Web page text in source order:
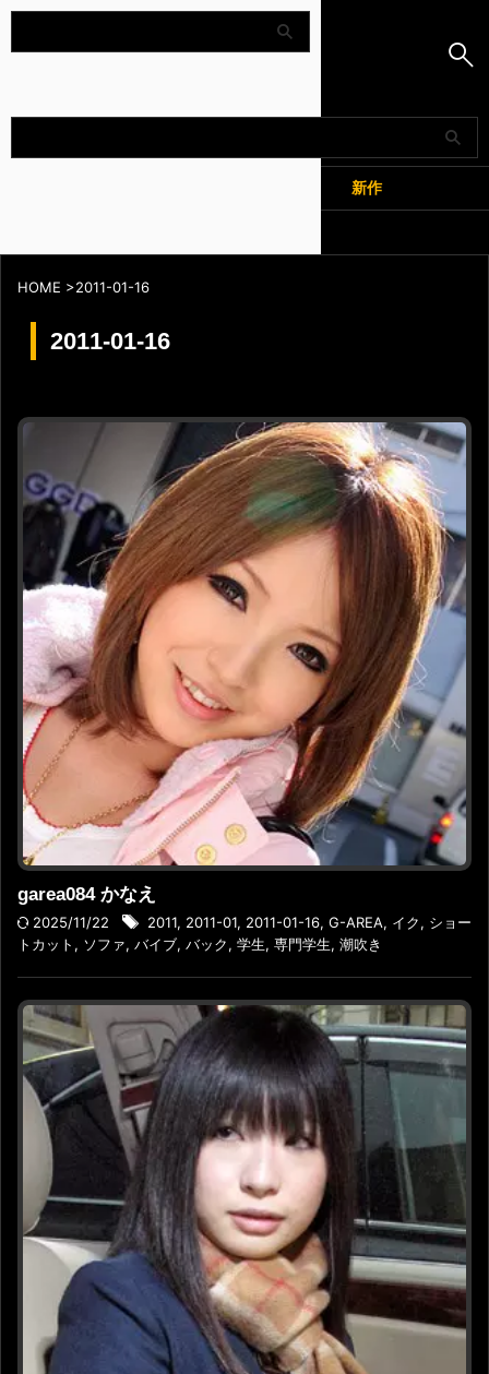
Amapedia
新作
HOME >2011-01-16
2011-01-16
garea084 かなえ
2025/11/22 2011, 2011-01, 2011-01-16, G-AREA, イク, ショー
トカット , ソファ, バイブ, バック, 学生, 専門学生, 潮吹き